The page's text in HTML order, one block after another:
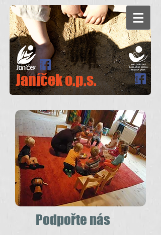
Janíček o.p.s.
Podpořte nás